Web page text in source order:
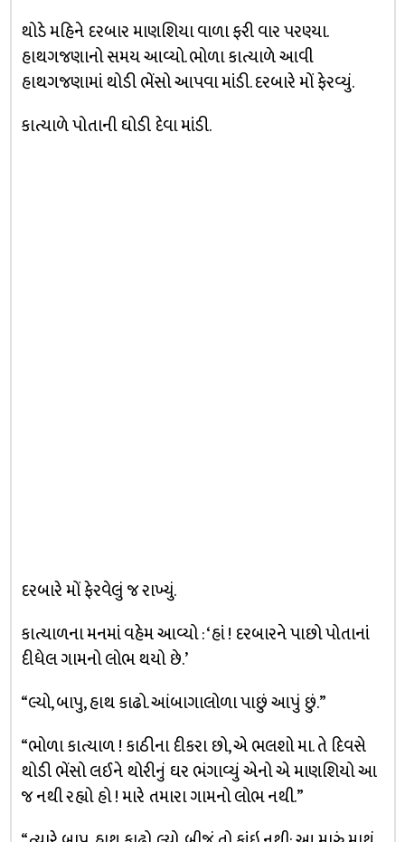
થોડે મહિને દરબાર માણશિયા વાળા ફરી વાર પરણ્યા.
હાથગજણાનો સમય આવ્યો. ભોળા કાત્યાળે આવી
હાથગજણામાં થોડી ભેંસો આપવા માંડી. દરબારે મોં ફેરવ્યું.
કાત્યાળે પોતાની ઘોડી દેવા માંડી.
દરબારે મોં ફેરવેલું જ રાખ્યું.
કાત્યાળના મનમાં વહેમ આવ્યો : ‘હાં ! દરબારને પાછો પોતાનાં
દીધેલ ગામનો લોભ થયો છે.’
“લ્યો, બાપુ, હાથ કાઢો. આંબાગાલોળા પાછું આપું છું.”
“ભોળા કાત્યાળ ! કાઠીના દીકરા છો, એ ભલશો મા. તે દિવસે
થોડી ભેંસો લઈને થોરીનું ઘર ભંગાવ્યું એનો એ માણશિયો આ
જ નથી રહ્યો હો ! મારે તમારા ગામનો લોભ નથી.”